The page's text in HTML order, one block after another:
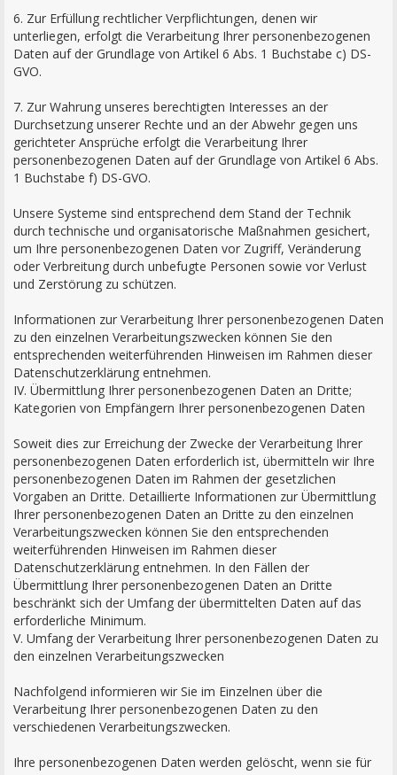
6. Zur Erfüllung rechtlicher Verpflichtungen, denen wir
unterliegen, erfolgt die Verarbeitung Ihrer personenbezogenen
Daten auf der Grundlage von Artikel 6 Abs. 1 Buchstabe c) DS-
GVO.
7. Zur Wahrung unseres berechtigten Interesses an der
Durchsetzung unserer Rechte und an der Abwehr gegen uns
gerichteter Ansprüche erfolgt die Verarbeitung Ihrer
personenbezogenen Daten auf der Grundlage von Artikel 6 Abs.
1 Buchstabe f) DS-GVO.
Unsere Systeme sind entsprechend dem Stand der Technik
durch technische und organisatorische Maßnahmen gesichert,
um Ihre personenbezogenen Daten vor Zugriff, Veränderung
oder Verbreitung durch unbefugte Personen sowie vor Verlust
und Zerstörung zu schützen.
Informationen zur Verarbeitung Ihrer personenbezogenen Daten
zu den einzelnen Verarbeitungszwecken können Sie den
entsprechenden weiterführenden Hinweisen im Rahmen dieser
Datenschutzerklärung entnehmen.
IV. Übermittlung Ihrer personenbezogenen Daten an Dritte;
Kategorien von Empfängern Ihrer personenbezogenen Daten
Soweit dies zur Erreichung der Zwecke der Verarbeitung Ihrer
personenbezogenen Daten erforderlich ist, übermitteln wir Ihre
personenbezogenen Daten im Rahmen der gesetzlichen
Vorgaben an Dritte. Detaillierte Informationen zur Übermittlung
Ihrer personenbezogenen Daten an Dritte zu den einzelnen
Verarbeitungszwecken können Sie den entsprechenden
weiterführenden Hinweisen im Rahmen dieser
Datenschutzerklärung entnehmen. In den Fällen der
Übermittlung Ihrer personenbezogenen Daten an Dritte
beschränkt sich der Umfang der übermittelten Daten auf das
erforderliche Minimum.
V. Umfang der Verarbeitung Ihrer personenbezogenen Daten zu
den einzelnen Verarbeitungszwecken
Nachfolgend informieren wir Sie im Einzelnen über die
Verarbeitung Ihrer personenbezogenen Daten zu den
verschiedenen Verarbeitungszwecken.
Ihre personenbezogenen Daten werden gelöscht, wenn sie für